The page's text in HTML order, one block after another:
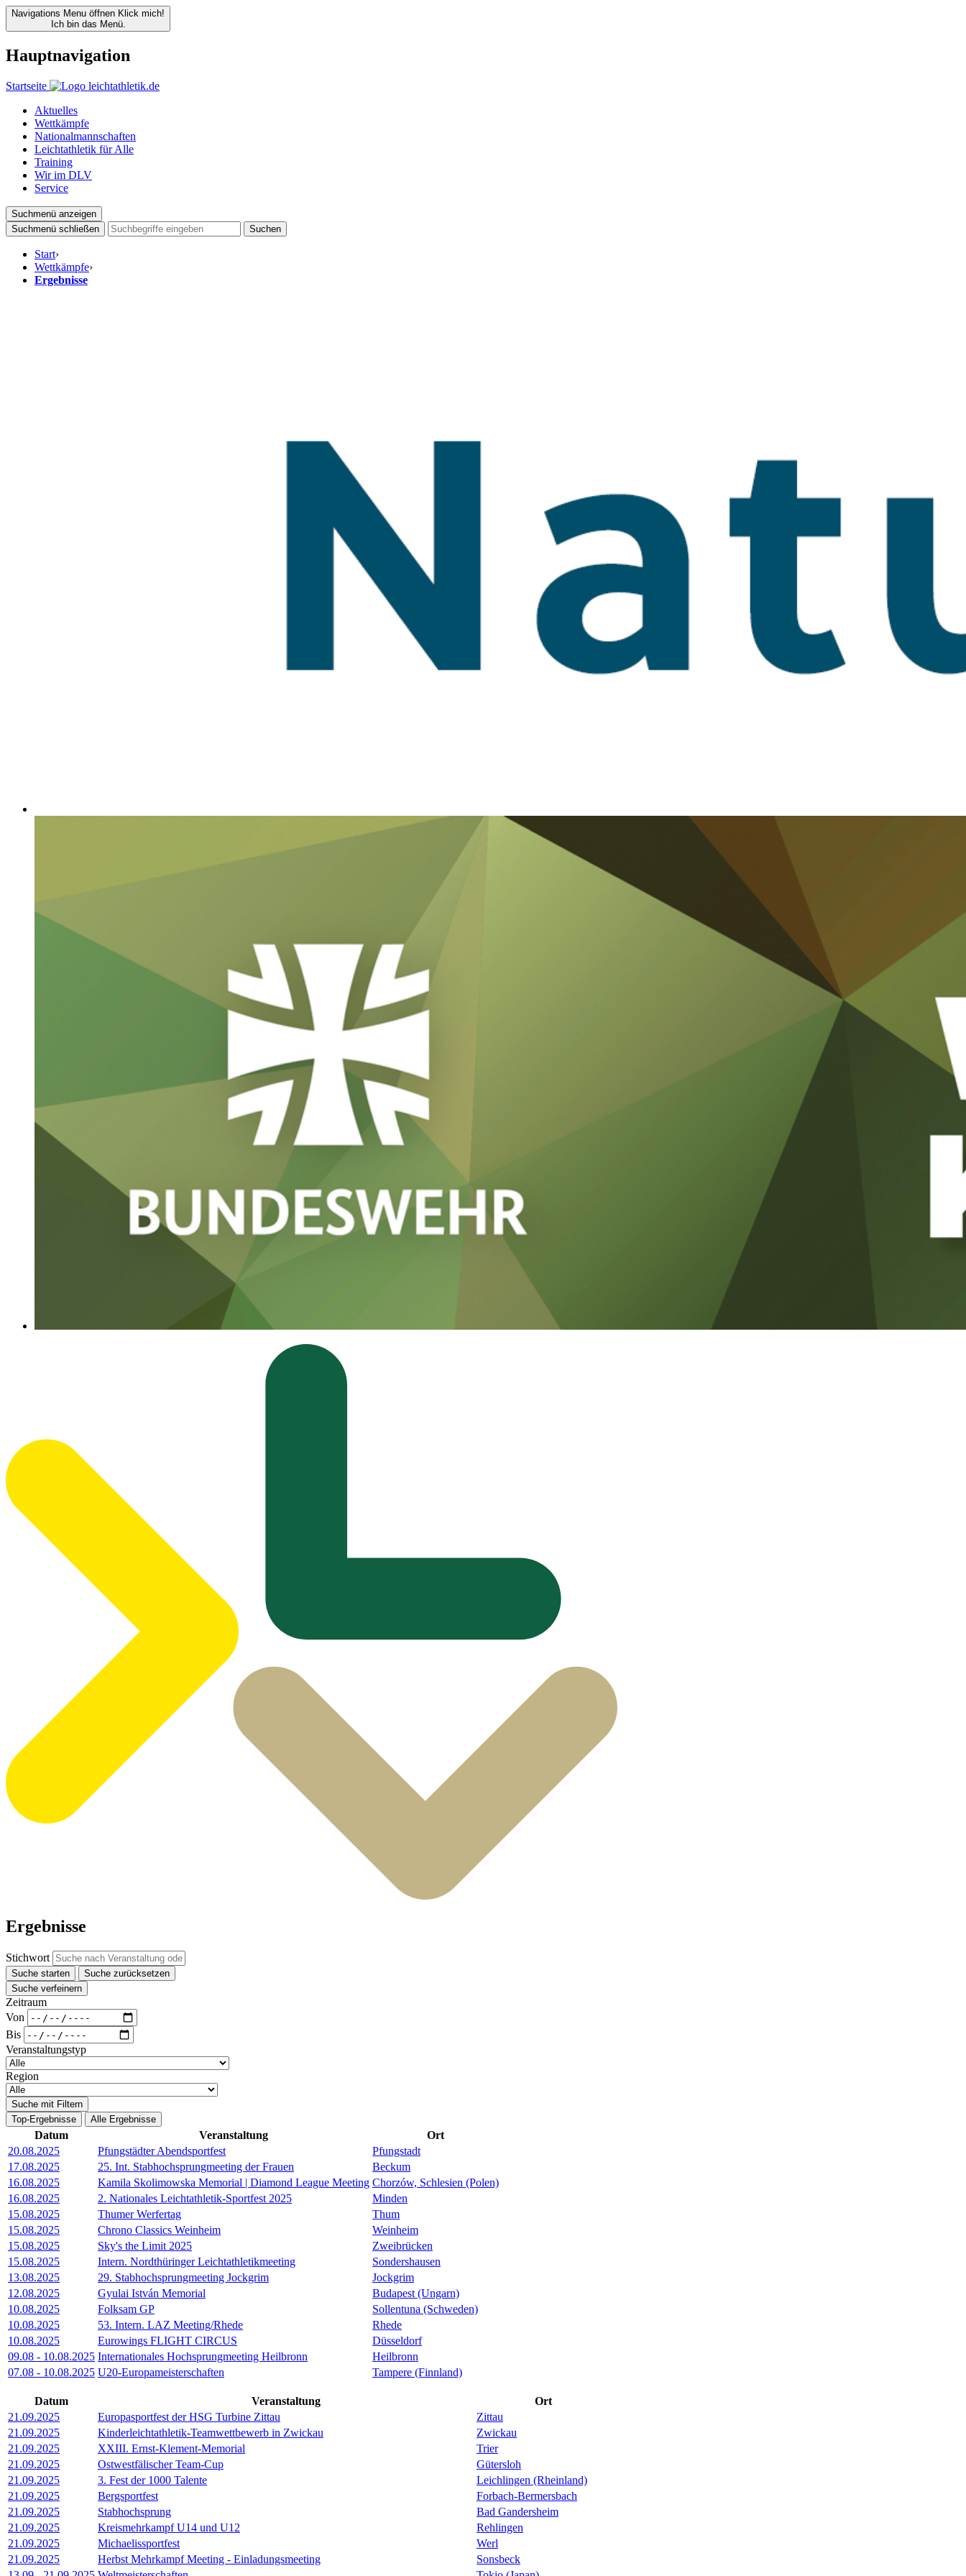
Navigations Menu öffnen Klick mich!
Ich bin das Menü.
Hauptnavigation
Startseite
Aktuelles
Wettkämpfe
Nationalmannschaften
Leichtathletik für Alle
Training
Wir im DLV
Service
Suchmenü anzeigen
Suchmenü schließen
Suchen
Start›
Wettkämpfe›
Ergebnisse
Ergebnisse
Stichwort
Suche starten
Suche zurücksetzen
Suche verfeinern
Zeitraum
Von
Bis
Veranstaltungstyp
Region
Suche mit Filtern
Top-Ergebnisse
Alle Ergebnisse
Datum Veranstaltung
Ort
20.08.2025
Pfungstädter Abendsportfest
Pfungstadt
17.08.2025
25. Int. Stabhochsprungmeeting der Frauen
Beckum
16.08.2025
Kamila Skolimowska Memorial | Diamond League Meeting Chorzów, Schlesien (Polen)
16.08.2025
2. Nationales Leichtathletik-Sportfest 2025
Minden
15.08.2025
Thumer Werfertag
Thum
15.08.2025
Chrono Classics Weinheim
Weinheim
15.08.2025
Sky's the Limit 2025
Zweibrücken
15.08.2025
Intern. Nordthüringer Leichtathletikmeeting
Sondershausen
13.08.2025
29. Stabhochsprungmeeting Jockgrim
Jockgrim
12.08.2025
Gyulai István Memorial
Budapest (Ungarn)
10.08.2025
Folksam GP
Sollentuna (Schweden)
10.08.2025
53. Intern. LAZ Meeting/Rhede
Rhede
10.08.2025
Eurowings FLIGHT CIRCUS
Düsseldorf
09.08 - 10.08.2025 Internationales Hochsprungmeeting Heilbronn
Heilbronn
07.08 - 10.08.2025 U20-Europameisterschaften Tampere (Finnland)
Datum Veranstaltung
Ort
21.09.2025
Europasportfest der HSG Turbine Zittau
Zittau
21.09.2025
Kinderleichtathletik-Teamwettbewerb in Zwickau
Zwickau
21.09.2025
XXIII. Ernst-Klement-Memorial
Trier
21.09.2025
Ostwestfälischer Team-Cup
Gütersloh
21.09.2025
3. Fest der 1000 Talente
Leichlingen (Rheinland)
21.09.2025
Bergsportfest
Forbach-Bermersbach
21.09.2025
Stabhochsprung
Bad Gandersheim
21.09.2025
Kreismehrkampf U14 und U12
Rehlingen
21.09.2025
Michaelissportfest
Werl
21.09.2025
Herbst Mehrkampf Meeting - Einladungsmeeting
Sonsbeck